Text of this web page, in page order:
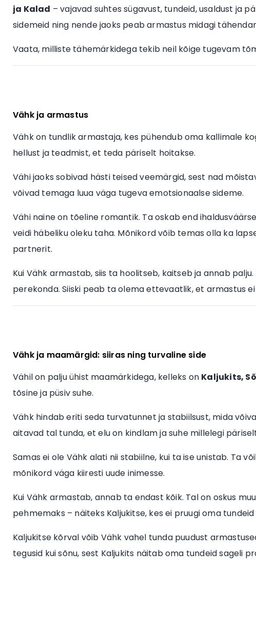
ja Kalad – vajavad suhtes sügavust, tundeid, usaldust ja
sidemeid ning nende jaoks peab armastus midagi
Vaata, milliste tähemärkidega tekib neil kõige tugevam
Vähk ja armastus
Vähk on tundlik armastaja, kes pühendub oma kallimale
hellust ja teadmist, et teda päriselt hoitakse.
Vähi jaoks sobivad hästi teised veemärgid, sest nad
võivad temaga luua väga tugeva emotsionaalse sideme.
Vähi naine on tõeline romantik. Ta oskab end
veidi häbeliku oleku taha. Mõnikord võib temas olla ka
partnerit.
Kui Vähk armastab, siis ta hoolitseb, kaitseb ja annab
perekonda. Siiski peab ta olema ettevaatlik, et armastus
Vähk ja maamärgid: siiras ning turvaline side
Vähil on palju ühist maamärkidega, kelleks on Kaljukits,
tõsine ja püsiv suhe.
Vähk hindab eriti seda turvatunnet ja stabiilsust, mida
aitavad tal tunda, et elu on kindlam ja suhe millelegi
Samas ei ole Vähk alati nii stabiilne, kui ta ise unistab. Ta
mõnikord väga kiiresti uude inimesse.
Kui Vähk armastab, annab ta endast kõik. Tal on oskus
pehmemaks – näiteks Kaljukitse, kes ei pruugi oma
Kaljukitse kõrval võib Vähk vahel tunda puudust
tegusid kui sõnu, sest Kaljukits näitab oma tundeid sageli